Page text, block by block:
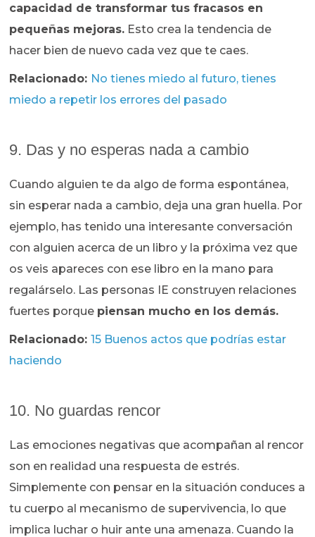
capacidad de transformar tus fracasos en
pequeñas mejoras. Esto crea la tendencia de
hacer bien de nuevo cada vez que te caes.
Relacionado: No tienes miedo al futuro, tienes
miedo a repetir los errores del pasado
9. Das y no esperas nada a cambio
Cuando alguien te da algo de forma espontánea,
sin esperar nada a cambio, deja una gran huella. Por
ejemplo, has tenido una interesante conversación
con alguien acerca de un libro y la próxima vez que
os veis apareces con ese libro en la mano para
regalárselo. Las personas IE construyen relaciones
fuertes porque piensan mucho en los demás.
Relacionado:15 Buenos actos que podrías estar
haciendo
10. No guardas rencor
Las emociones negativas que acompañan al rencor
son en realidad una respuesta de estrés.
Simplemente con pensar en la situación conduces a
tu cuerpo al mecanismo de supervivencia, lo que
implica luchar o huir ante una amenaza. Cuando la